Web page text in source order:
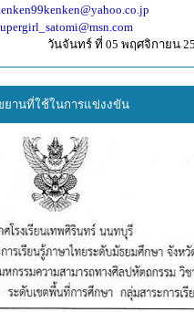
วันจันทร์ ที่ 05 พฤศจิกายน
ยานที่ใช้ในการแข่งงขัน